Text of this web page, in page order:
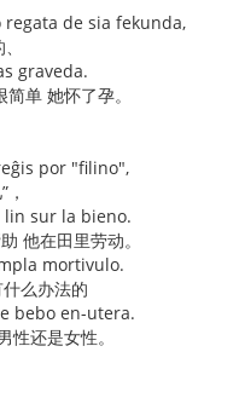
de sia fekunda,
graveda.
单 她怀了孕。
por "filino",
sur la bieno.
他在田里劳动。
mortivulo.
么办法的
bebo en-utera.
还是女性。